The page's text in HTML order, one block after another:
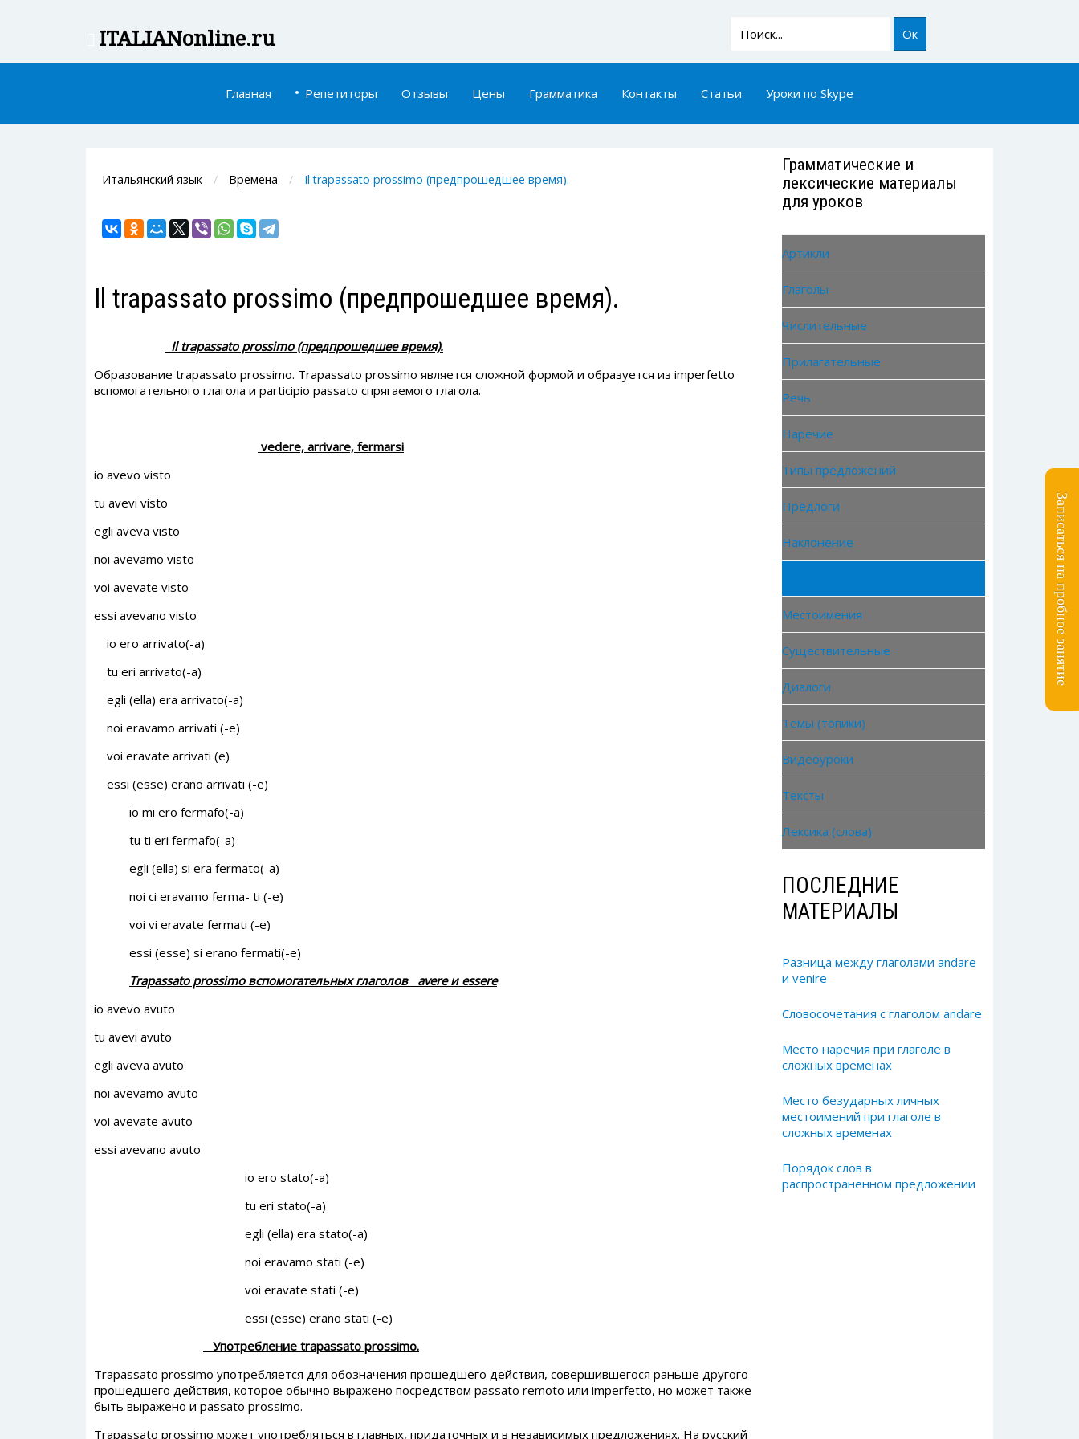
ITALIANonline.ru Ок
Главная Репетиторы Отзывы Цены Грамматика Контакты Статьи Уроки по Skype
Итальянский язык Времена Il trapassato prossimo (предпрошедшее время).
Il trapassato prossimo (предпрошедшее время).
Il trapassato prossimo (предпрошедшее время).
Образование trapassato prossimo. Trapassato prossimo является сложной формой и образуется из imperfetto
вспомогательного глагола и participio passato спрягаемого глагола.
vedere, arrivare, fermarsi
io avevo visto
tu avevi visto
egli aveva visto
noi avevamo visto
voi avevate visto
essi avevano visto
io ero arrivato(-a)
tu eri arrivato(-a)
egli (ella) era arrivato(-a)
noi eravamo arrivati (-e)
voi eravate arrivati (e)
essi (esse) erano arrivati (-e)
io mi ero fermafo(-a)
tu ti eri fermafo(-a)
egli (ella) si era fermato(-a)
noi ci eravamo ferma- ti (-e)
voi vi eravate fermati (-e)
essi (esse) si erano fermati(-e)
Trapassato prossimo вспомогательных глаголов avere и essere
io avevo avuto
tu avevi avuto
egli aveva avuto
noi avevamo avuto
voi avevate avuto
essi avevano avuto
io ero stato(-a)
tu eri stato(-a)
egli (ella) era stato(-a)
noi eravamo stati (-e)
voi eravate stati (-e)
essi (esse) erano stati (-e)
Употребление trapassato prossimo.
Trapassato prossimo употребляется для обозначения прошедшего действия, совершившегося раньше другого
прошедшего действия, которое обычно выражено посредством passato remoto или imperfetto, но может также
быть выражено и passato prossimo.
Trapassato prossimo может употребляться в главных, придаточных и в независимых предложениях. На русский
Грамматические и
лексические материалы
для уроков
Артикли
Глаголы
Числительные
Прилагательные
Речь
Наречие
Типы предложений
Предлоги
Наклонение
Местоимения
Существительные
Диалоги
Темы (топики)
Видеоуроки
Тексты
Лексика (слова)
ПОСЛЕДНИЕ
МАТЕРИАЛЫ
Разница между глаголами andare
и venire
Словосочетания с глаголом andare
Место наречия при глаголе в
сложных временах
Место безударных личных
местоимений при глаголе в
сложных временах
Порядок слов в
распространенном предложении
Записаться на пробное занятие